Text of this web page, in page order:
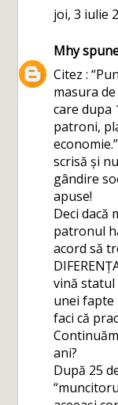
joi, 3 iulie
Mhy
Citez :
masura
care dupa
patroni,
scrisă și
gândire
apuse!
Deci dacă
patronul
acord să
vină statul
unei fapte
faci că
ani?
După 25